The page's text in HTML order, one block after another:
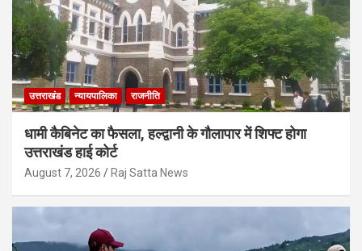
उत्तराखंड न्यायपालिका राजनीति
धामी कैबिनेट का फैसला, हल्द्वानी के गौलापार में शिफ्ट होगा
उत्तराखंड हाई कोर्ट
August 7, 2026 Raj Satta News